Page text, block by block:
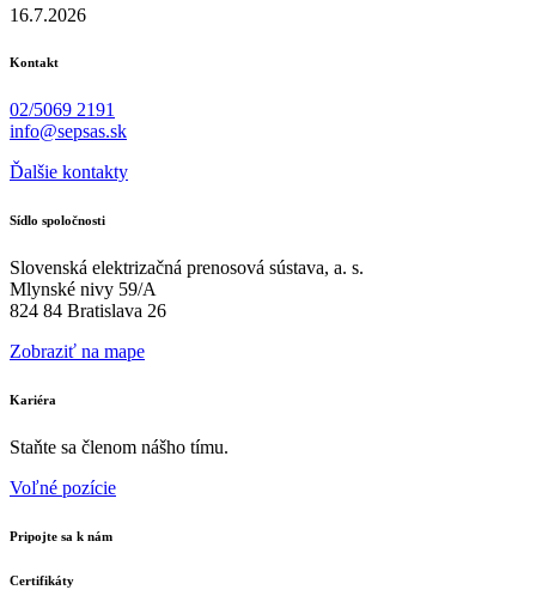
16.7.2026
Kontakt
02/5069 2191
info@sepsas.sk
Ďalšie kontakty
Sídlo spoločnosti
Slovenská elektrizačná prenosová sústava, a. s.
Mlynské nivy 59/A
824 84 Bratislava 26
Zobraziť na mape
Kariéra
Staňte sa členom nášho tímu.
Voľné pozície
Pripojte sa k nám
Certifikáty